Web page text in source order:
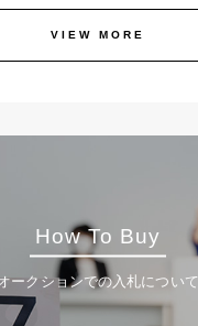
VIEW MORE
How To Buy
ークションでの入札について